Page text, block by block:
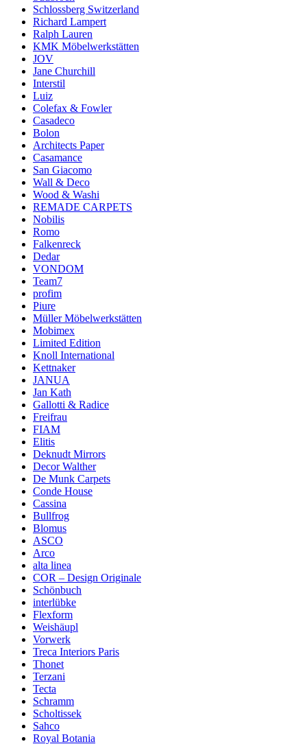
Schlossberg Switzerland
Richard Lampert
Ralph Lauren
KMK Möbelwerkstätten
JOV
Jane Churchill
Interstil
Luiz
Colefax & Fowler
Casadeco
Bolon
Architects Paper
Casamance
San Giacomo
Wall & Deco
Wood & Washi
REMADE CARPETS
Nobilis
Romo
Falkenreck
Dedar
VONDOM
Team7
profim
Piure
Müller Möbelwerkstätten
Mobimex
Limited Edition
Knoll International
Kettnaker
JANUA
Jan Kath
Gallotti & Radice
Freifrau
FIAM
Elitis
Deknudt Mirrors
Decor Walther
De Munk Carpets
Conde House
Cassina
Bullfrog
Blomus
ASCO
Arco
alta linea
COR – Design Originale
Schönbuch
interlübke
Flexform
Weishäupl
Vorwerk
Treca Interiors Paris
Thonet
Terzani
Tecta
Schramm
Scholtissek
Sahco
Royal Botania